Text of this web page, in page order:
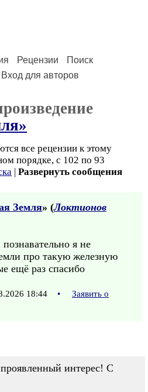
Рецензии
Поиск
Вход для авторов
все рецензии к этому
порядке, с 102 по 93
| Развернуть сообщения
Земля» (Локтионов
я не
про такую железную
ещё раз спасибо
18:44 •
Заявить о
интерес! С